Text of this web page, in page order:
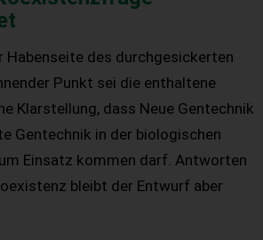
Habenseite des durchgesickerten
Punkt sei die enthaltene
Klarstellung, dass Neue Gentechnik
Gentechnik in der biologischen
Einsatz kommen darf. Antworten
bleibt der Entwurf aber